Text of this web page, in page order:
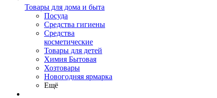
Товары для дома и быта
Посуда
Средства гигиены
Средства
косметические
Товары для детей
Химия Бытовая
Хозтовары
Новогодняя ярмарка
Ещё